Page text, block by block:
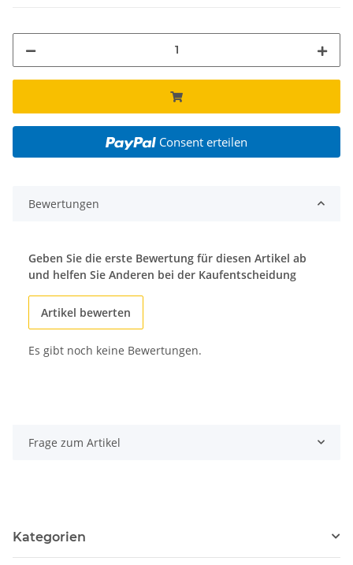
Consent erteilen
Bewertungen
Geben Sie die erste Bewertung für diesen Artikel ab
und helfen Sie Anderen bei der Kaufentscheidung
Artikel bewerten
Es gibt noch keine Bewertungen.
Frage zum Artikel
Kategorien